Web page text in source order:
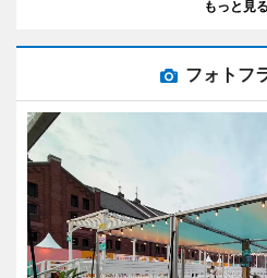
もっと見る
フォトフ